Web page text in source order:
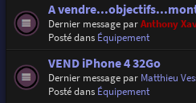
A
Dernier message parAnthony
Posté dans Équipement
VEND iPhone 4 32Go
Dernier message par Matthieu
Posté dans Équipement